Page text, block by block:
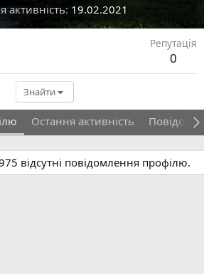
активність 19.02.2021
Репутація
0
Знайти
Остання активність
відсутні повідомлення профілю.